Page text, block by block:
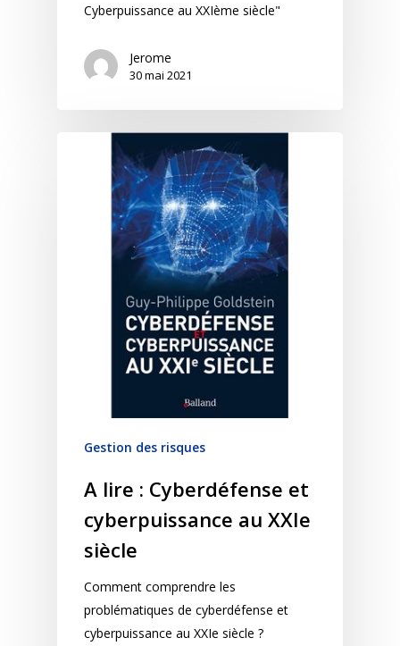
Cyberpuissance au XXIème siècle"
Jerome
30 mai 2021
Gestion des risques
A lire : Cyberdéfense et
cyberpuissance au XXIe
siècle
Comment comprendre les
problématiques de cyberdéfense et
cyberpuissance au XXIe siècle ?